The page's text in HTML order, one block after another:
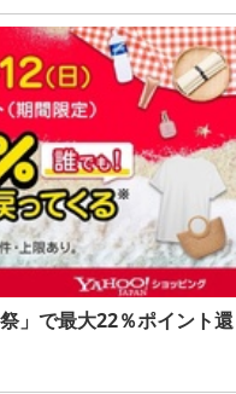
」で最大22％ポイント還